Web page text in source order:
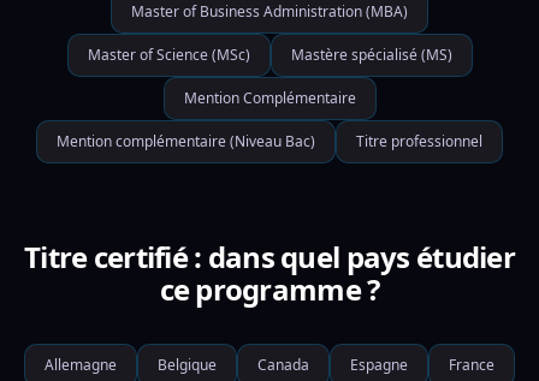
Master of Business Administration (MBA)
Master of Science (MSc) Mastère spécialisé (MS)
Mention Complémentaire
Mention complémentaire (Niveau Bac) Titre professionnel
Titre certifié : dans quel pays étudier
ce programme ?
Allemagne Belgique Canada Espagne France